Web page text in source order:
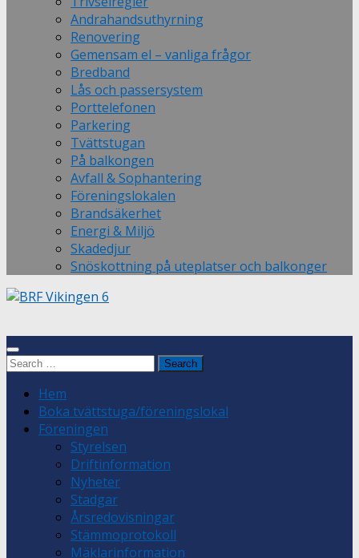
Andrahandsuthyrning
Renovering
Gemensam el – vanliga frågor
Bredband
Lås och passersystem
Porttelefonen
Parkering
Tvättstugan
På balkongen
Avfall & Sophantering
Föreningslokalen
Brandsäkerhet
Energi & Miljö
Skadedjur
Snöskottning på uteplatser och balkonger
Search
Hem
Boka tvättstuga/föreningslokal
Föreningen
Styrelsen
Driftinformation
Nyheter
Stadgar
Årsredovisningar
Stämmoprotokoll
Mäklarinformation